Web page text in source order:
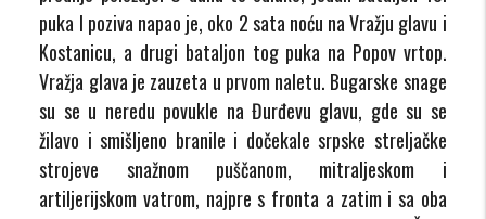
puka I poziva napao je, oko 2 sata noću na Vražju glavu i
Kostanicu, a drugi bataljon tog puka na Popov vrtop.
Vražja glava je zauzeta u prvom naletu. Bugarske snage
su se u neredu povukle na Đurđevu glavu, gde su se
žilavo i smišljeno branile i dočekale srpske streljačke
strojeve snažnom puščanom, mitraljeskom i
artiljerijskom vatrom, najpre s fronta a zatim i sa oba